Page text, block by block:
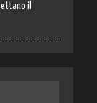
il